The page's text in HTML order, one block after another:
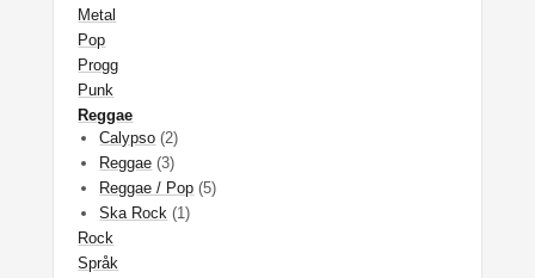
Metal
Pop
Progg
Punk
Reggae
Calypso (2)
Reggae (3)
Reggae / Pop (5)
Ska Rock (1)
Rock
Språk